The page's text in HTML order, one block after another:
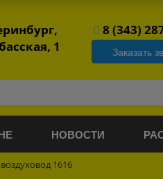
1
8 (343)
Заказать
НОВОСТИ
1616